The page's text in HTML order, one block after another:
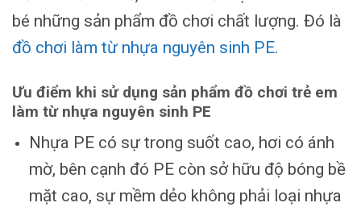
bé những sản phẩm đồ chơi chất lượng. Đó là
đồ chơi làm từ nhựa nguyên sinh PE.
Ưu điểm khi sử dụng sản phẩm đồ chơi trẻ em
làm từ nhựa nguyên sinh PE
Nhựa PE có sự trong suốt cao, hơi có ánh
mờ, bên cạnh đó PE còn sở hữu độ bóng bề
mặt cao, sự mềm dẻo không phải loại nhựa